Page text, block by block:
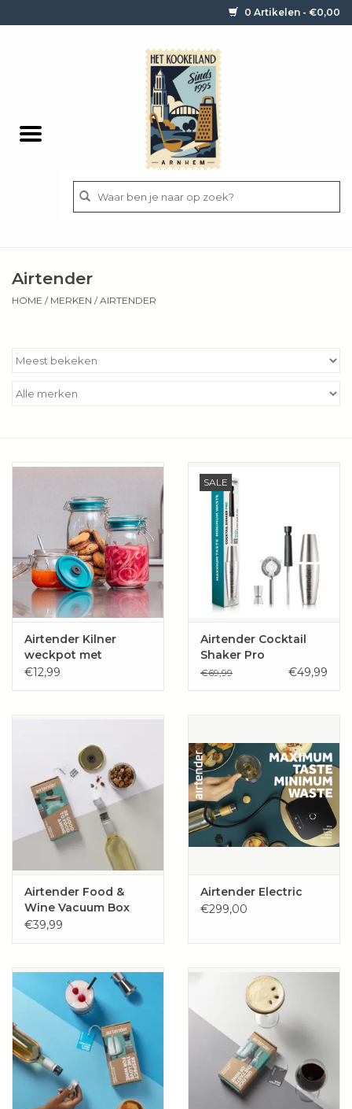
0 Artikelen - €0,00
Bestek
Aanbiedingen ✅
Cadeau idee
Zomer ☀️
Cadeaubonnen
Airtender
HOME / MERKEN /AIRTENDER
Airtender Kilner
weckpot met
beugelsluiting (gratis
€12,99
SALE
Airtender Cocktail
Shaker Pro
€69,99 €49,99
Airtender Food &
Wine Vacuum Box
€39,99
Airtender Electric
€299,00